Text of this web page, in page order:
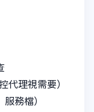
代理視需要）
務檔）